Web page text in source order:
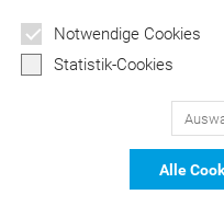
Notwendige Cookies
Statistik-Cookies
Alle
129